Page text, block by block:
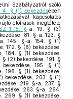
Szabályzatról szóló
4. § (1) bekezdésében
kapcsolatos
előírások megtétele
1–15. §-a, 19. § (3)
81. §-a, 123. §
145. §-a, 154. § (1)
172. § (8) bekezdése,
184. § (1) bekezdése,
§ (2) bekezdése, 191. §
195. § (1)
198. § (1) bekezdése,
bekezdése, 203. § (1)
219. §-a, 237. §
263. §-a, 264.
269. § (1) bekezdése,